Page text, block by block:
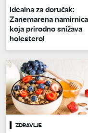
Idealna za doručak:
Zanemarena namirnica
koja prirodno snižava
holesterol
ZDRAVLJE